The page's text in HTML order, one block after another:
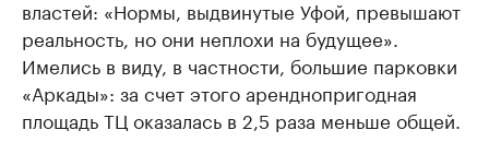
властей: «Нормы, выдвинутые Уфой, превышают
реальность, но они неплохи на будущее».
Имелись в виду, в частности, большие парковки
«Аркады»: за счет этого аренднопригодная
площадь ТЦ оказалась в 2,5 раза меньше общей.